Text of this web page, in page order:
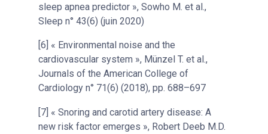
sleep apnea predictor », Sowho M. et al.,
Sleep n° 43(6) (juin 2020)
[6] « Environmental noise and the
cardiovascular system », Münzel T. et al.,
Journals of the American College of
Cardiology n° 71(6) (2018), pp. 688–697
[7] « Snoring and carotid artery disease: A
new risk factor emerges », Robert Deeb M.D.